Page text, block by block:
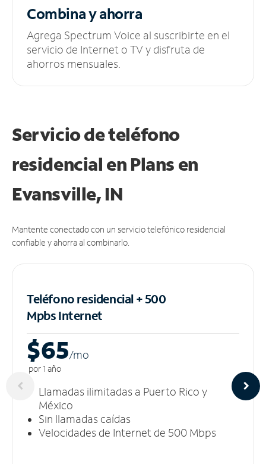
Combina y ahorra
Agrega Spectrum Voice al suscribirte en el
servicio de Internet o TV y disfruta de
ahorros mensuales.
Servicio de teléfono
residencial en Plans en
Evansville, IN
Mantente conectado con un servicio telefónico residencial
confiable y ahorra al combinarlo.
Teléfono residencial + 500
MpbsInternet
$65/mo
por 1 año
Llamadas ilimitadas a Puerto Rico y
México
Sin llamadas caídas
Velocidades de Internet de 500 Mbps